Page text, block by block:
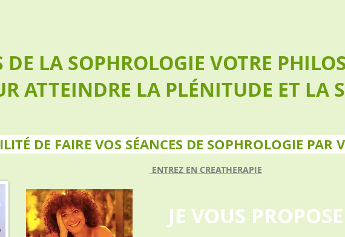
DE LA SOPHROLOGIE VOTRE
ATTEINDRE LA PLÉNITUDE ET LA
DE FAIRE VOS SÉANCES DE SOPHROLOGIE PAR
ENTREZ EN CREATHERAPIE
JE VOUS PROPOSE